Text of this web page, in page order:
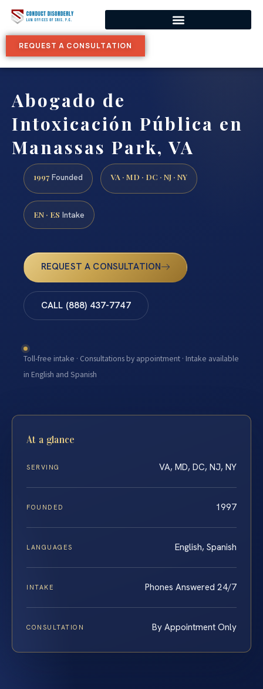
REQUEST A CONSULTATION
Abogado de
Intoxicación Pública en
Manassas Park, VA
1997 Founded VA · MD · DC · NJ · NY
EN · ES Intake
REQUEST A CONSULTATION
CALL (888) 437-7747
Toll-free intake · Consultations by appointment · Intake available
in English and Spanish
At a glance
SERVING VA, MD, DC, NJ, NY
FOUNDED 1997
LANGUAGES English, Spanish
INTAKE Phones Answered 24/7
CONSULTATION By Appointment Only